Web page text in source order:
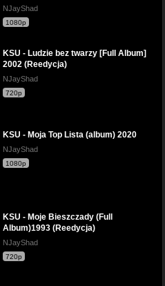
NJayShad
1080p
KSU - Ludzie bez twarzy [Full Album]
2002 (Reedycja)
NJayShad
720p
KSU - Moja Top Lista (album) 2020
NJayShad
1080p
KSU - Moje Bieszczady (Full
Album)1993 (Reedycja)
NJayShad
720p